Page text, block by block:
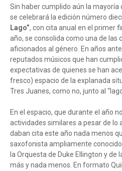
Sin haber cumplido aún la mayoría
se celebrará la edición número
Lago”, con cita anual en el primer
año, se consolida como una de las
aficionados al género. En años
reputados músicos que han
expectativas de quienes se han
fresco) espacio de la explanada
Tres Juanes, como no, junto al
En el espacio, que durante el año
actividades similares a pesar de lo
daban cita este año nada menos
saxofonista ampliamente
la Orquesta de Duke Ellington y de
más y nada menos. En formato